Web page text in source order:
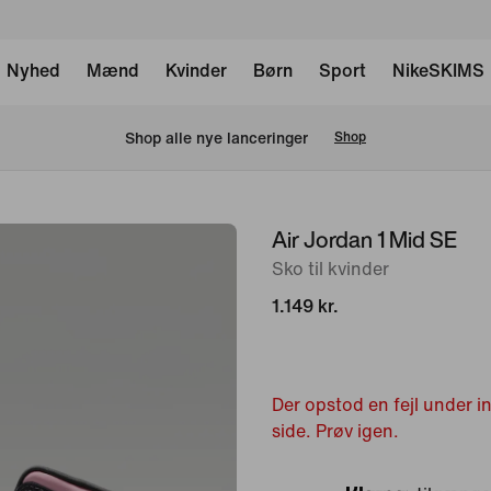
Nyhed Mænd Kvinder Børn Sport NikeSKIMS
Shop alle nye lanceringer Shop
billedeAir Jordan 1 Mid SE
Sko til kvinder
1.149 kr.
Der opstod en fejl under
side. Prøv igen.